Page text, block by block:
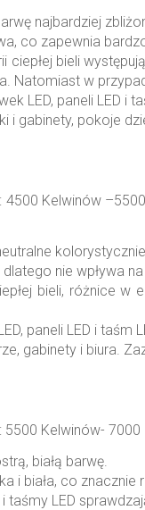
najbardziej
co zapewnia
ciepłej bieli
Natomiast w
LED, paneli LED i
i gabinety, pokoje
Kelwinów
dlatego nie wpływa
bieli, różnice w
paneli LED i
gabinety i biura.
Kelwinów- 7000
białą barwę.
i biała, co
i taśmy LED